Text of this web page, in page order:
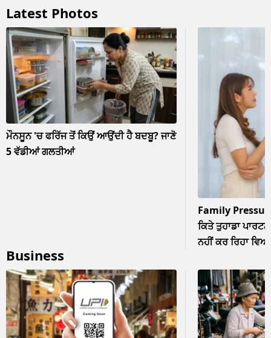
Latest Photos
ਮੌਨਸੂਨ 'ਚ ਫਰਿੱਜ ਤੋਂ ਕਿਉਂ ਆਉਂਦੀ ਹੈ ਬਦਬੂ? ਜਾਣੋ
5 ਵੱਡੀਆਂ ਗਲਤੀਆਂ
Family
ਕਿਤੇ ਤੁਹਾਡਾ
ਨਹੀਂ ਕਰ ਰਿਹਾ
Business